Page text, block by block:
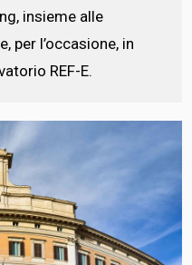
insieme alle
per l’occasione, in
REF-E.